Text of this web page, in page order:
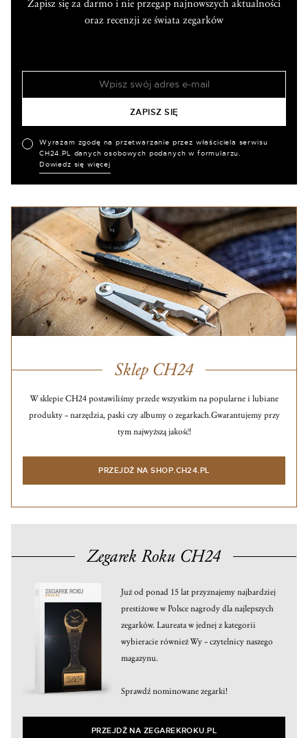
Zapisz się za darmo i nie przegap najnowszych aktualności
oraz recenzji ze świata zegarków
Wyrażam zgodę na przetwarzanie przez właściciela serwisu
CH24.PL danych osobowych podanych w formularzu.
Dowiedz się więcej
Sklep CH24
W sklepie CH24 postawiliśmy przede wszystkim na popularne i lubiane
produkty – narzędzia, paski czy albumy o zegarkach.Gwarantujemy przy
tym najwyższą jakość!
PRZEJDŹ NA SHOP.CH24.PL
Zegarek Roku CH24
Już od ponad 15 lat przyznajemy najbardziej
prestiżowe w Polsce nagrody dla najlepszych
zegarków. Laureata w jednej z kategorii
wybieracie również Wy – czytelnicy naszego
magazynu.
Sprawdź nominowane zegarki!
PRZEJDŹ NA ZEGAREKROKU.PL